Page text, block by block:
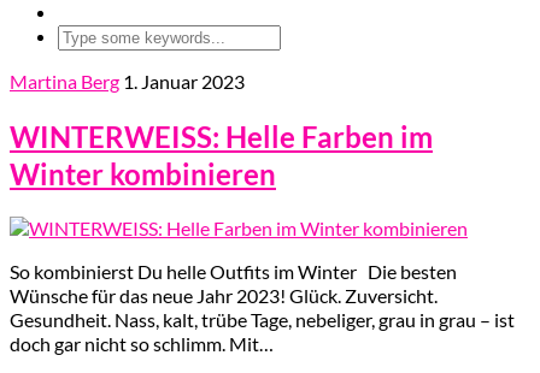
Martina Berg 1. Januar 2023
WINTERWEISS: Helle Farben im
Winter kombinieren
So kombinierst Du helle Outfits im Winter Die besten
Wünsche für das neue Jahr 2023! Glück. Zuversicht.
Gesundheit. Nass, kalt, trübe Tage, nebeliger, grau in grau – ist
doch gar nicht so schlimm. Mit…